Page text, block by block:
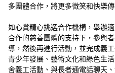
多團體合作，將更多微笑和快樂傳
如心賞精心挑選合作機構，舉辦
合作的慈善團體的支持下，參與
導，然後再進行活動，並完成義
青少年發展、藝術文化和綠色生
舍義工活動、與長者通電話聊天